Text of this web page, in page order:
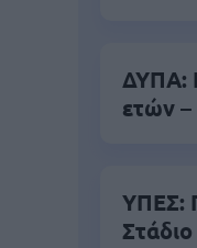
ΔΥΠΑ:
ετών –
ΥΠΕΣ:
Στάδιο